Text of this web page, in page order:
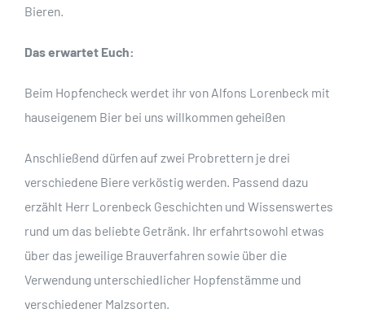
Bieren.
Das erwartet Euch:
Beim Hopfencheck werdet ihr von Alfons Lorenbeck mit
hauseigenem Bier bei uns willkommen geheißen
Anschließend dürfen auf zwei Probrettern je drei
verschiedene Biere verköstig werden. Passend dazu
erzählt Herr Lorenbeck Geschichten und Wissenswertes
rund um das beliebte Getränk. Ihr erfahrtsowohl etwas
über das jeweilige Brauverfahren sowie über die
Verwendung unterschiedlicher Hopfenstämme und
verschiedener Malzsorten.